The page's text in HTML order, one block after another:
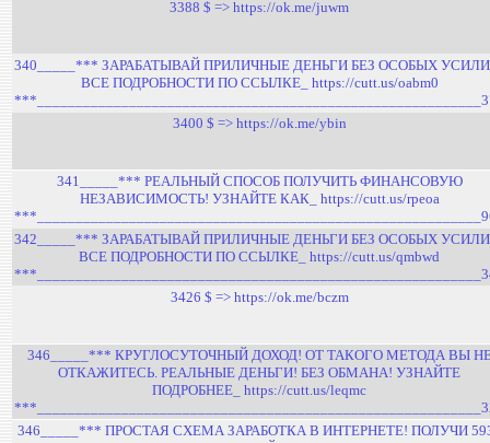
3388 $ => https://ok.me/juwm
340_____*** ЗАРАБАТЫВАЙ ПРИЛИЧНЫЕ ДЕНЬГИ БЕЗ ОСОБЫХ
ВСЕ ПОДРОБНОСТИ ПО ССЫЛКЕ_ https://cutt.us/oabm0
3400 $ => https://ok.me/ybin
341_____*** РЕАЛЬНЫЙ СПОСОБ ПОЛУЧИТЬ ФИНАНСОВУЮ
НЕЗАВИСИМОСТЬ! УЗНАЙТЕ КАК_ https://cutt.us/rpeoa
342_____*** ЗАРАБАТЫВАЙ ПРИЛИЧНЫЕ ДЕНЬГИ БЕЗ ОСОБЫХ
ВСЕ ПОДРОБНОСТИ ПО ССЫЛКЕ_ https://cutt.us/qmbwd
3426 $ => https://ok.me/bczm
346_____*** КРУГЛОСУТОЧНЫЙ ДОХОД! ОТ ТАКОГО МЕТОДА ВЫ
ОТКАЖИТЕСЬ. РЕАЛЬНЫЕ ДЕНЬГИ! БЕЗ ОБМАНА! УЗНАЙТЕ
ПОДРОБНЕЕ_ https://cutt.us/leqmc
346_____*** ПРОСТАЯ СХЕМА ЗАРАБОТКА В ИНТЕРНЕТЕ! ПОЛУЧИ